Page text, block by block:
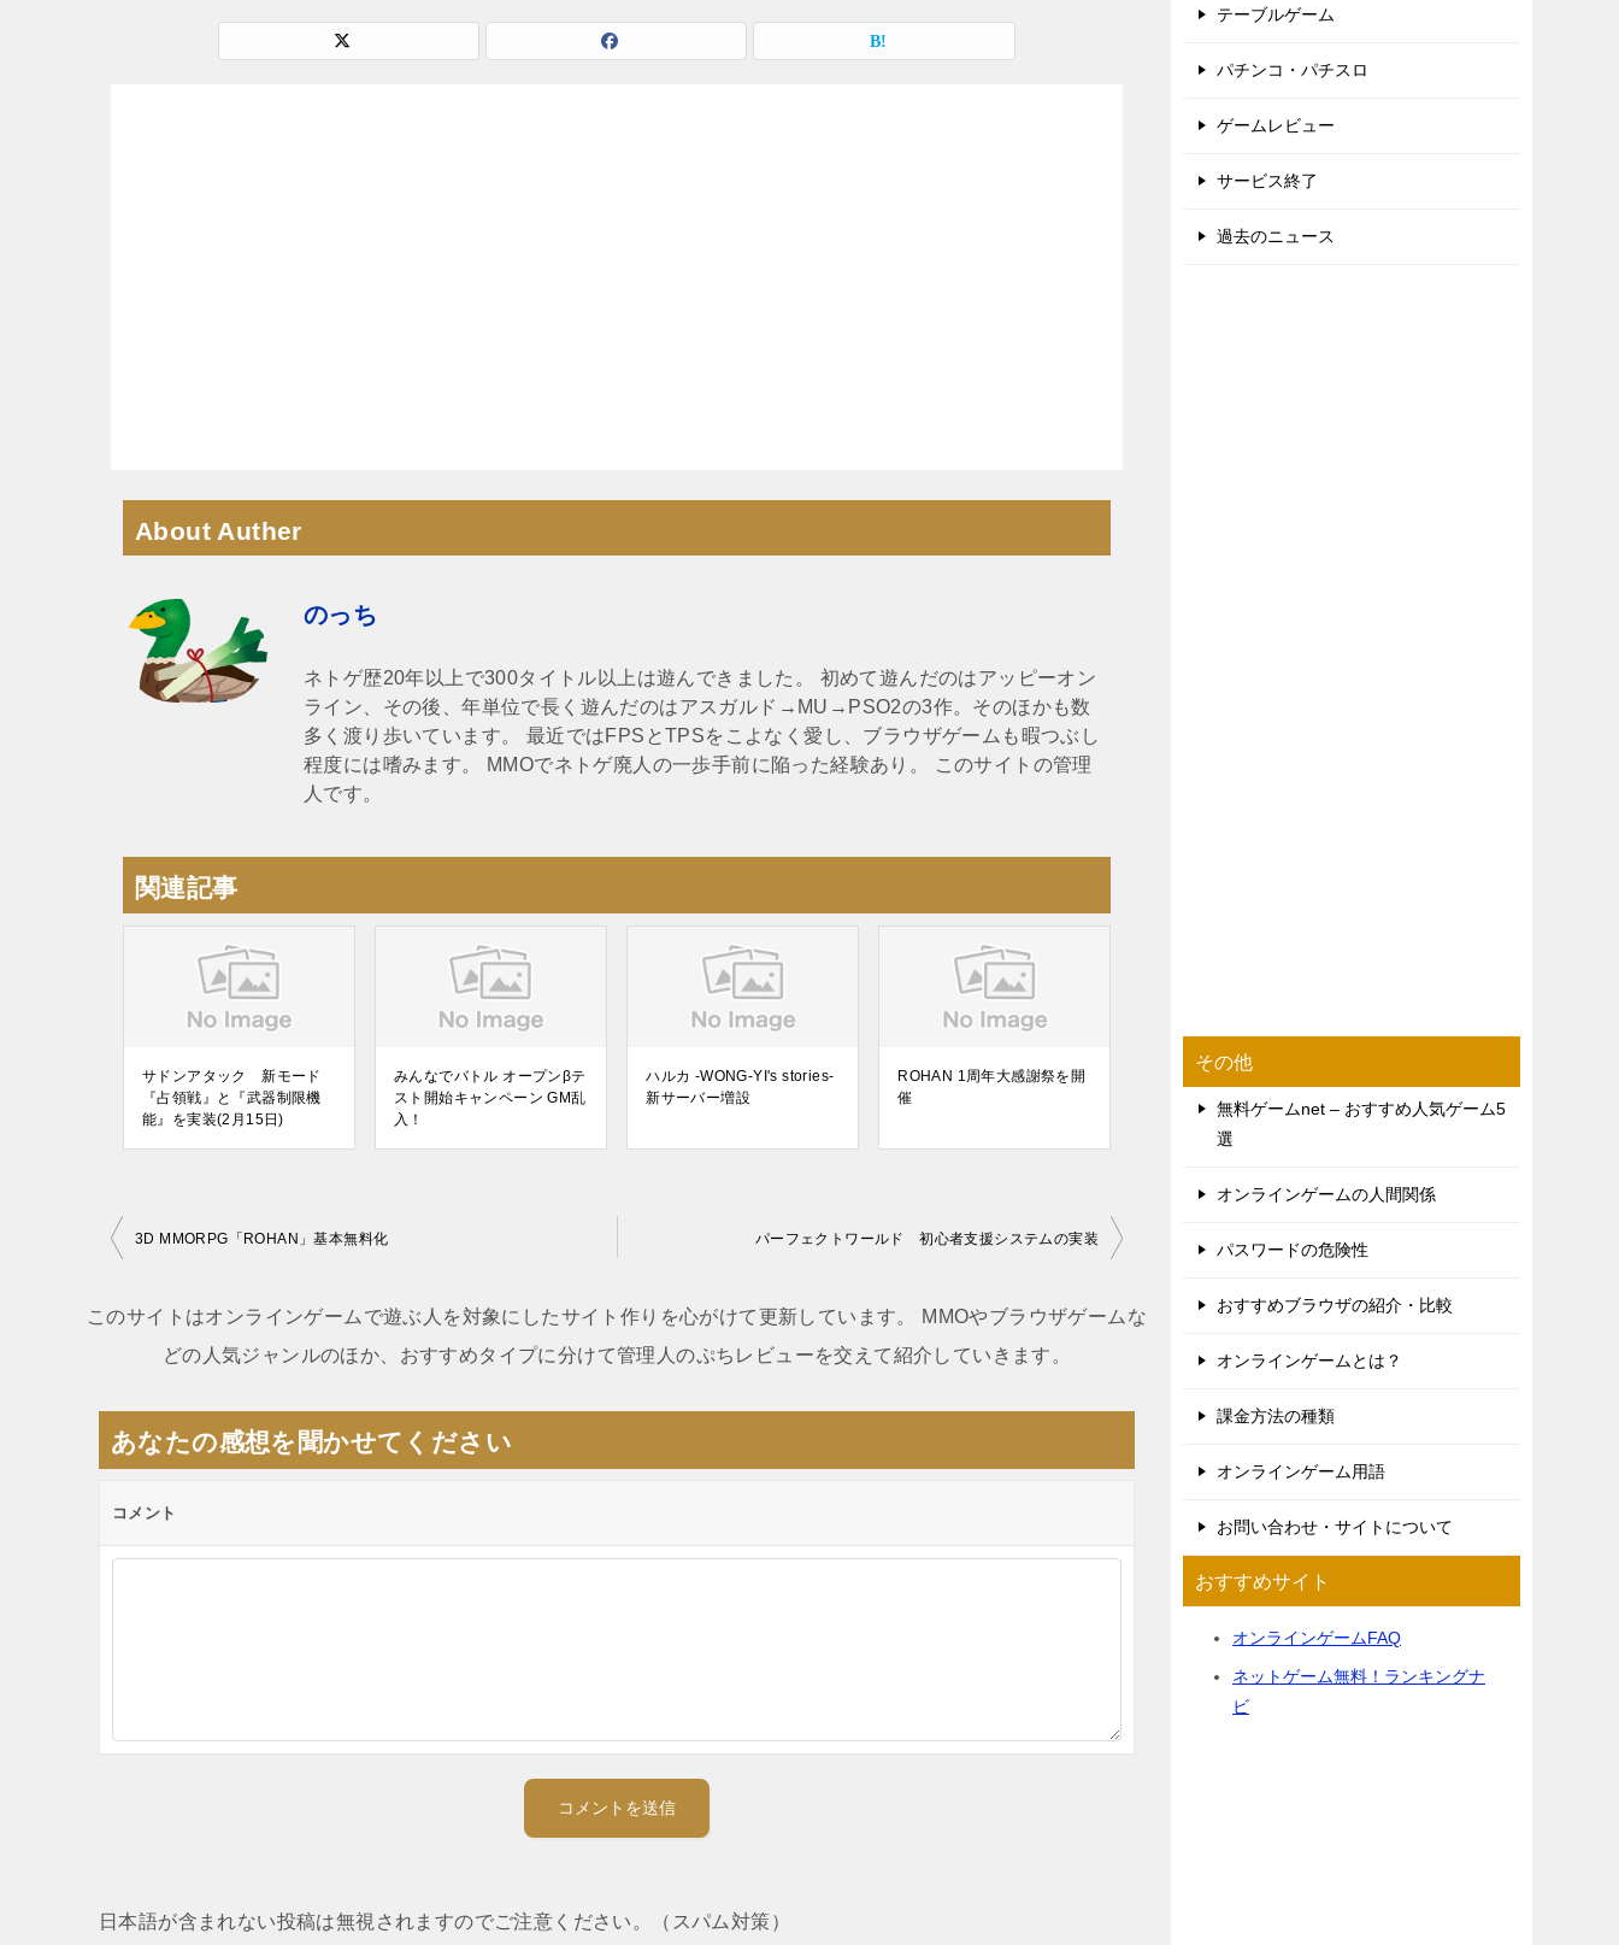
About Auther
のっち
ネトゲ歴20年以上で300タイトル以上は遊んできました。 初めて遊んだのはアッピーオン
ライン、その後、年単位で長く遊んだのはアスガルド→MU→PSO2の3作。そのほかも数
多く渡り歩いています。 最近ではFPSとTPSをこよなく愛し、ブラウザゲームも暇つぶし
程度には嗜みます。 MMOでネトゲ廃人の一歩手前に陥った経験あり。 このサイトの管理
人です。
関連記事
サドンアタック 新モード
『占領戦』と『武器制限機
能』を実装(2月15日)
みんなでバトル オープンβテ
スト開始キャンペーン GM乱
入！
ハルカ -WONG-YI's stories-
新サーバー増設
ROHAN 1周年大感謝祭を開
催
投
ナ
ゲ
ー
ョ
ン
3D MMORPG「ROHAN」基本無料化 パーフェクトワールド 初心者支援システムの実装
このサイトはオンラインゲームで遊ぶ人を対象にしたサイト作りを心がけて更新しています。 MMOやブラウザゲームな
どの人気ジャンルのほか、おすすめタイプに分けて管理人のぷちレビューを交えて紹介していきます。
あなたの感想を聞かせてください
コメント
日本語が含まれない投稿は無視されますのでご注意ください。（スパム対策）
テーブルゲーム
パチンコ・パチスロ
ゲームレビュー
サービス終了
過去のニュース
その他
無料ゲームnet – おすすめ人気ゲーム5
選
オンラインゲームの人間関係
パスワードの危険性
おすすめブラウザの紹介・比較
オンラインゲームとは？
課金方法の種類
オンラインゲーム用語
お問い合わせ・サイトについて
おすすめサイト
オンラインゲームFAQ
ネットゲーム無料！ランキングナ
ビ